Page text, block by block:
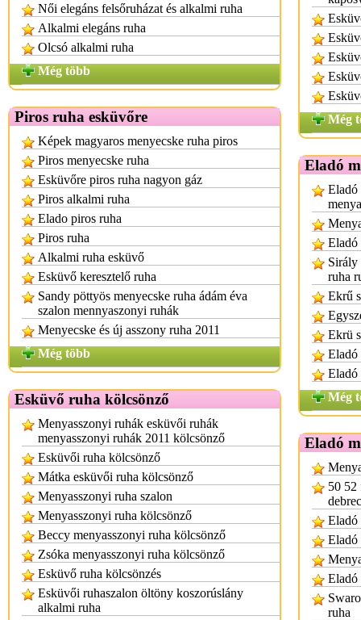
Női elegáns felsőruházat és alkalmi ruha
Alkalmi elegáns ruha
Olcsó alkalmi ruha
Még több
Piros ruha esküvőre
Képek magyaros menyecske ruha piros
Piros menyecske ruha
Esküvőre piros ruha nagyon gáz
Piros alkalmi ruha
Elado piros ruha
Piros ruha
Alkalmi ruha esküvő
Esküvő keresztelő ruha
Sandy pöttyös menyecske ruha ádám éva
szalon mennyaszonyi ruhák
Menyecske és új asszony ruha 2011
Még több
Esküvő ruha kölcsönző
Menyasszonyi ruhák esküvői ruhák
menyasszonyi ruhák 2011 kölcsönző
Esküvői ruha kölcsönző
Mátka esküvői ruha kölcsönző
Menyasszonyi ruha szalon
Menyasszonyi ruha kölcsönző
Beccy menyasszonyi ruha kölcsönző
Zsóka menyasszonyi ruha kölcsönző
Esküvő ruha kölcsönzés
Esküvői ruhaszalon öltöny koszorúslány
alkalmi ruha
Még
Eladó
Eladó
Eladó
Sirály
ruha
Ekrű
Ekrü
Eladó
Eladó
Még
Eladó
50 52
Eladó
Eladó
Eladó
ruha